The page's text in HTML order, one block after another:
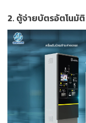
2. ตู้จ่ายบัตรอัตโนมัติ